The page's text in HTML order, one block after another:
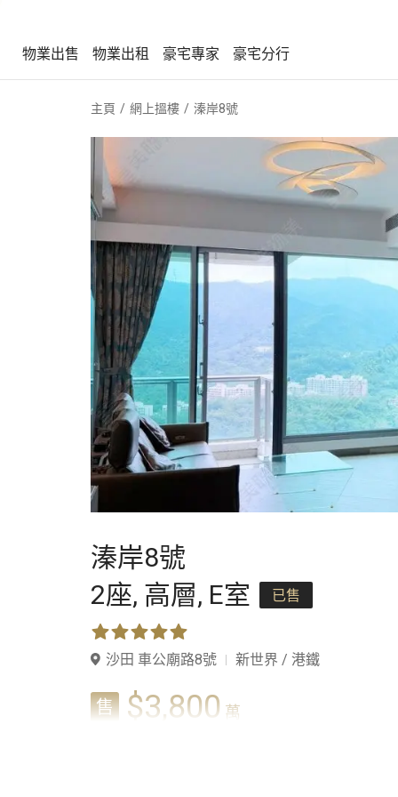
物業出售 物業出租 豪宅專家 豪宅分行
主頁 網上搵樓 溱岸8號
溱岸8號
2座, 高層, E室 已售
沙田 車公廟路8號 新世界 / 港鐵
售 $3,800 萬